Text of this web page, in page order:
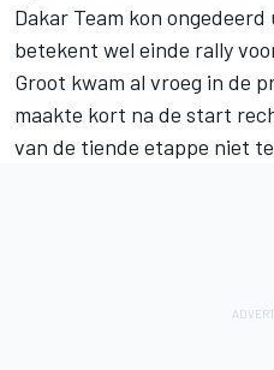
Dakar Team kon
betekent wel einde rally
Groot kwam al vroeg in de
maakte kort na de start
van de tiende etappe niet